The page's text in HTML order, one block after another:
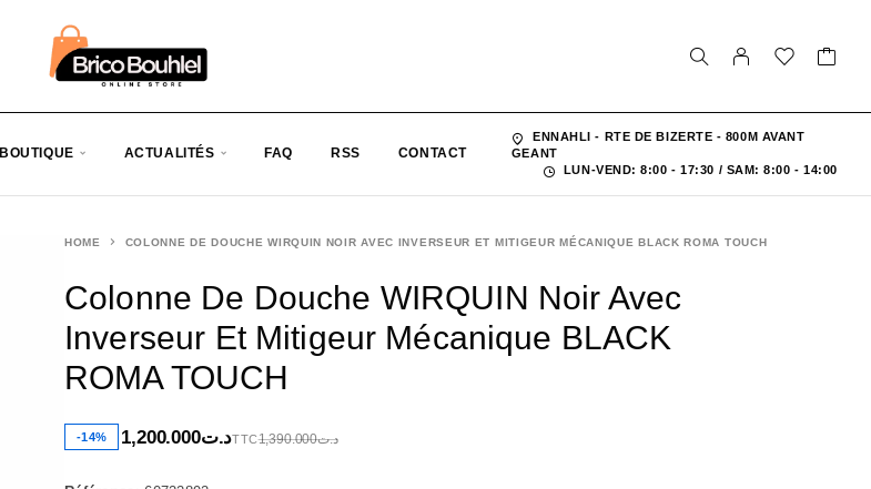
BOUTIQUE ACTUALITÉS FAQ RSS CONTACT
ENNAHLI - RTE DE BIZERTE - 800M AVANT
GEANT
LUN-VEND: 8:00 - 17:30 / SAM: 8:00 - 14:00
HOME COLONNE DE DOUCHE WIRQUIN NOIR AVEC INVERSEUR ET MITIGEUR MÉCANIQUE BLACK ROMA TOUCH
Colonne De Douche WIRQUIN Noir Avec
Inverseur Et Mitigeur Mécanique BLACK
ROMA TOUCH
-14% د.ت1,390.000 د.ت1,200.000 TTC